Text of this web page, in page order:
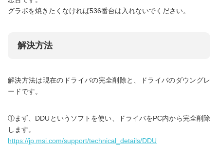
グラボを焼きたくなければ536番台は入れないでください。
解決方法
解決方法は現在のドライバの完全削除と、ドライバのダウングレ
ードです。
①まず、DDUというソフトを使い、ドライバをPC内から完全削除
します。
https://jp.msi.com/support/technical_details/DDU